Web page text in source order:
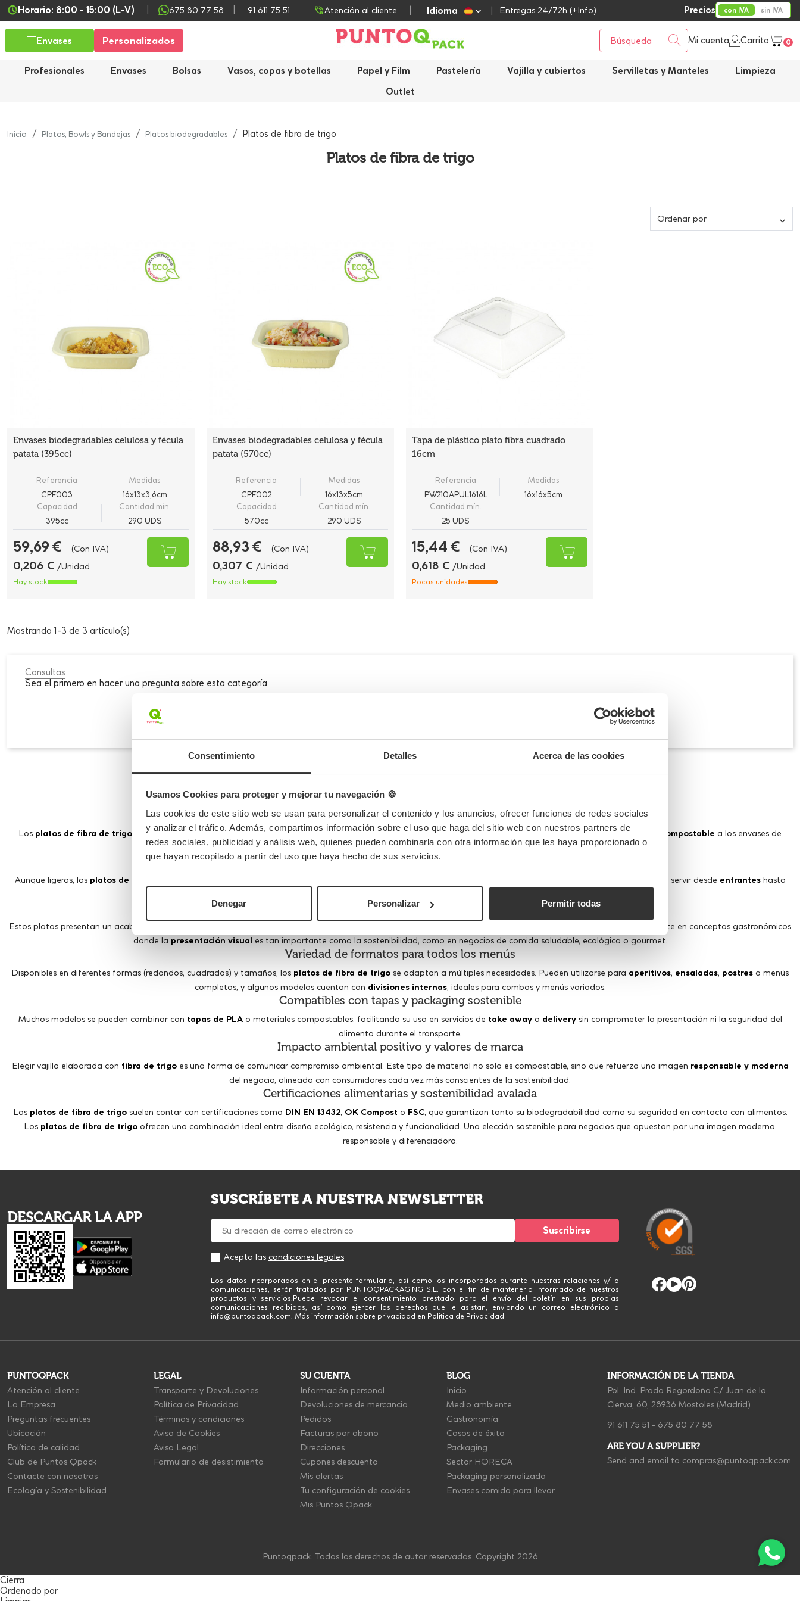
Consentimiento Detalles Acerca de las cookies
Usamos Cookies para proteger y mejorar tu navegación 🍪
Las cookies de este sitio web se usan para personalizar el contenido y los anuncios, ofrecer funciones de redes sociales
y analizar el tráfico. Además, compartimos información sobre el uso que haga del sitio web con nuestros partners de
redes sociales, publicidad y análisis web, quienes pueden combinarla con otra información que les haya proporcionado o
que hayan recopilado a partir del uso que haya hecho de sus servicios.
Denegar Personalizar Permitir todas
Horario: 8:00 - 15:00 (L-V) 675 80 77 58 91 611 75 51 Atención al cliente Idioma Precios con IVA sin IVA
Entregas 24/72h (+Info)
Envases Personalizados Mi cuenta Carrito 0
Profesionales Envases Bolsas Vasos, copas y botellas Papel y Film Pastelería Vajilla y cubiertos Servilletas y Manteles
Limpieza
Outlet
Inicio Platos, Bowls y Bandejas Platos biodegradables Platos de fibra de trigo
Platos de fibra de trigo
Ordenar por
Envases biodegradables celulosa y fécula
patata (395cc)
Referencia
CPF003
Medidas
16x13x3,6cm
Capacidad
395cc
Cantidad mín.
290 UDS
59,69 € (Con IVA)
0,206 € /Unidad
Hay stock
Envases biodegradables celulosa y fécula
patata (570cc)
Referencia
CPF002
Medidas
16x13x5cm
Capacidad
570cc
Cantidad mín.
290 UDS
88,93 € (Con IVA)
0,307 € /Unidad
Hay stock
Tapa de plástico plato fibra cuadrado
16cm
Referencia
PW210APUL1616L
Medidas
16x16x5cm
Cantidad mín.
25 UDS
15,44 € (Con IVA)
0,618 € /Unidad
Pocas unidades
Mostrando 1-3 de 3 artículo(s)
Consultas
Sea el primero en hacer una pregunta sobre esta categoría.
Platos de fibra de trigo: sostenibilidad innovadora y presentación natural
Material ecológico y biodegradable
Los platos de fibra de trigo están fabricados a partir depaja de trigo, un subproducto natural y renovable que se convierte en una alternativabiodegradable compostable a los envases de
plástico convencionales. Su fabricación no requiere aditivos químicos agresivos y contribuye a la reducción de residuos agrícolas.
Resistencia y funcionalidad profesional
Aunque ligeros, los platos de fibradestacan por suresistencia al calor, a alimentos grasos y a preparaciones húmedas. Son adecuados paramicroondasy permiten servir desde entranteshasta
Atractivo visual y tacto natural
Estos platos presentan un acabado
con una textura ligeramente granulada, que transmite una estética ecológica y artesanal. Se integran perfectamente en conceptos gastronómicos
donde la presentación visual es tan importante como la sostenibilidad, como en negocios de comida saludable, ecológica o gourmet.
Variedad de formatos para todos los menús
Disponibles en diferentes formas (redondos, cuadrados) y tamaños, los platos de fibra de trigo se adaptan a múltiples necesidades. Pueden utilizarse para aperitivos, ensaladas, postres o menús
completos, y algunos modelos cuentan con divisiones internas, ideales para combos y menús variados.
Compatibles con tapas y packaging sostenible
Muchos modelos se pueden combinar con tapas de PLAo materiales compostables, facilitando su uso en servicios de take awayo deliverysin comprometer la presentación ni la seguridad del
alimento durante el transporte.
Impacto ambiental positivo y valores de marca
Elegir vajilla elaborada con fibra de trigoes una forma de comunicar compromiso ambiental. Este tipo de material no solo es compostable, sino que refuerza una imagen responsable y moderna
del negocio, alineada con consumidores cada vez más conscientes de la sostenibilidad.
Certificaciones alimentarias y sostenibilidad avalada
Los platos de fibra de trigosuelen contar con certificaciones como DIN EN 13432, OK Compost o FSC, que garantizan tanto su biodegradabilidad como su seguridad en contacto con alimentos.
Los platos de fibra de trigoofrecen una combinación ideal entre diseño ecológico, resistencia y funcionalidad. Una elección sostenible para negocios que apuestan por una imagen moderna,
responsable y diferenciadora.
DESCARGAR LA APP
SUSCRÍBETE A NUESTRA NEWSLETTER
Acepto las condiciones legales
Los datos incorporados en el presente formulario, así como los incorporados durante nuestras relaciones y/ o
comunicaciones, serán tratados por PUNTOQPACKAGING S.L. con el fin de mantenerlo informado de nuestros
productos y servicios.Puede revocar el consentimiento prestado para el envío del boletín en sus propias
comunicaciones recibidas, así como ejercer los derechos que le asistan, enviando un correo electrónico a
info@puntoqpack.com. Más información sobre privacidad en Politica de Privacidad
PUNTOQPACK
Atención al cliente
La Empresa
Preguntas frecuentes
Ubicación
Política de calidad
Club de Puntos Qpack
Contacte con nosotros
Ecología y Sostenibilidad
LEGAL
Transporte y Devoluciones
Política de Privacidad
Términos y condiciones
Aviso de Cookies
Aviso Legal
Formulario de desistimiento
SU CUENTA
Información personal
Devoluciones de mercancia
Pedidos
Facturas por abono
Direcciones
Cupones descuento
Mis alertas
Tu configuración de cookies
Mis Puntos Qpack
BLOG
Inicio
Medio ambiente
Gastronomía
Casos de éxito
Packaging
Sector HORECA
Packaging personalizado
Envases comida para llevar
INFORMACIÓN DE LA TIENDA
Pol. Ind. Prado Regordoño C/ Juan de la
Cierva, 60, 28936 Mostoles (Madrid)
91 611 75 51 - 675 80 77 58
ARE YOU A SUPPLIER?
Send and email to compras@puntoqpack.com
Puntoqpack. Todos los derechos de autor reservados. Copyright 2026
Cierra
Ordenado por